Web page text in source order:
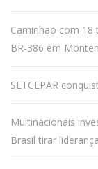
Caminhão com 18
BR-386 em
SETCEPAR
Multinacionais
Brasil tirar